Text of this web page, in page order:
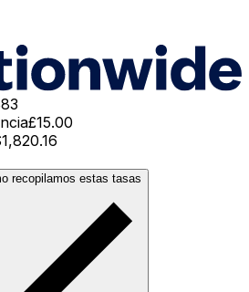
£15.00
recopilamos estas tasas